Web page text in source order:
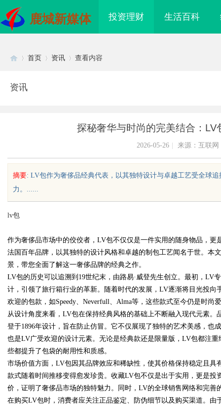
鹿城新媒体 投资理财 生活百科
uz
!
首页 资讯 查看内容
资讯
探秘奢华与时尚的完美结合：
2026-05-26 来源：互联网
摘要: LV包作为奢侈品经典代表，以其独特设计与卓越工艺受全球
力。......
lv包
作为奢侈品市场中的佼佼者，LV包不仅仅是一件实用的随身物品，
法国百年品牌，以其独特的设计风格和卓越的制包工艺闻名于世。本
景，带您全面了解这一奢侈品牌的经典之作。
LV包的历史可以追溯到19世纪末，由路易·威登先生创立。最初，LV
计，引领了旅行箱行业的革新。随着时代的发展，LV逐渐将目光投
欢迎的包款，如Speedy、Neverfull、Alma等，这些款式至今仍是时尚
从设计角度来看，LV包在保持经典风格的基础上不断融入现代元素。
登于1896年设计，旨在防止仿冒。它不仅展现了独特的艺术美感，也
也是LV广受欢迎的设计元素。无论是经典款还是限量版，LV包都注
些都提升了包袋的耐用性和质感。
市场价值方面，LV包因其品牌效应和稀缺性，使其价格保持稳定且
款式随着时间推移变得愈发珍贵。收藏LV包不仅是出于实用，更是投
价，证明了奢侈品市场的独特魅力。同时，LV的全球销售网络和完善
在购买LV包时，消费者应关注正品鉴定、防伪细节以及购买渠道。
机构函授站教学点
焊锡条、6337锡条，巨一，焊锡
铅焊锡球